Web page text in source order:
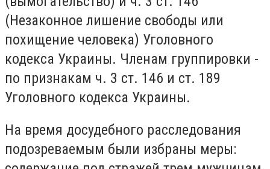
(Незаконное лишение свободы или
похищение человека) Уголовного
кодекса Украины. Членам группировки -
по признакам ч. 3 ст. 146 и ст. 189
Уголовного кодекса Украины.
На время досудебного расследования
подозреваемым были избраны меры: